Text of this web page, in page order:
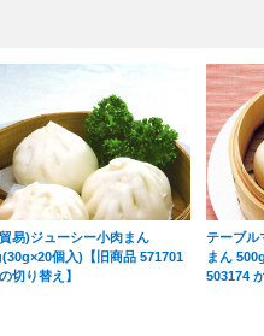
易)ジューシー小肉まん
個入)【旧商品 571701
切り替え】
テーブル
まん
503174